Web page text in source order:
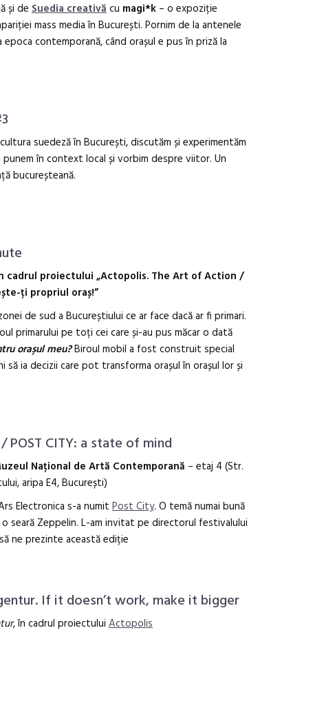
și de Suedia creativăcu magi*k – o expoziție
mass media în București. Pornim de la antenele
contemporană, când orașul e pus în priză la
suedeză în București, discutăm și experimentăm
în context local și vorbim despre viitor. Un
bucureșteană.
cadrul proiectului „Actopolis. The Art of Action /
ți propriul oraș!”
de sud a Bucureștiului ce ar face dacă ar fi primari.
primarului pe toți cei care și-au pus măcar o dată
orașul meu?Biroul mobil a fost construit special
să ia decizii care pot transforma orașul în orașul lor și
CITY: a state of mind
Național de Artă Contemporană – etaj 4 (Str.
aripa E4, București)
Electronica s-a numit Post City. O temă numai bună
seară Zeppelin. L-am invitat pe directorul festivalului
ne prezinte această ediție
If it doesn’t work, make it bigger
, în cadrul proiectului Actopolis